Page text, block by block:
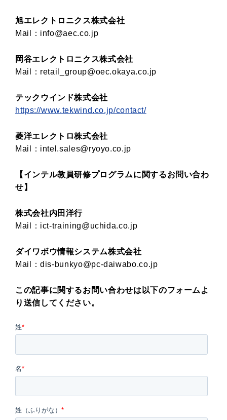
旭エレクトロニクス株式会社
Mail：info@aec.co.jp
岡谷エレクトロニクス株式会社
Mail：retail_group@oec.okaya.co.jp
テックウインド株式会社
https://www.tekwind.co.jp/contact/
菱洋エレクトロ株式会社
Mail：intel.sales@ryoyo.co.jp
【インテル教員研修プログラムに関するお問い合わ
せ】
株式会社内田洋行
Mail：ict-training@uchida.co.jp
ダイワボウ情報システム株式会社
Mail：dis-bunkyo@pc-daiwabo.co.jp
この記事に関するお問い合わせは以下のフォームよ
り送信してください。